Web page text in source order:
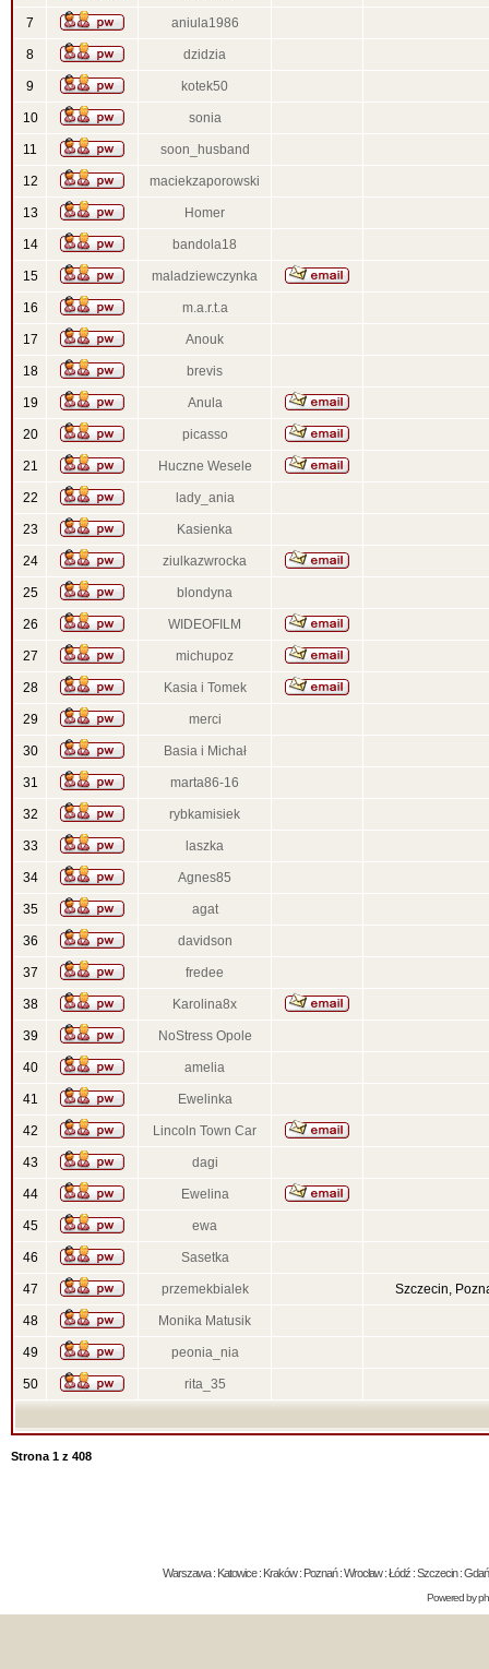
7 aniula1986
8 dzidzia
9 kotek50
10 sonia
11 soon_husband
12 maciekzaporowski
13 Homer
14 bandola18
15 maladziewczynka
16 m.a.r.t.a
17 Anouk
18 brevis
19 Anula
20 picasso
21 Huczne Wesele
22 lady_ania
23 Kasienka
24 ziulkazwrocka
25 blondyna
26 WIDEOFILM
27 michupoz
28 Kasia i Tomek
29 merci
30 Basia i Michał
31 marta86-16
32 rybkamisiek
33 laszka
34 Agnes85
35 agat
36 davidson
37 fredee
38 Karolina8x
39 NoStress Opole
40 amelia
41 Ewelinka
42 Lincoln Town Car
43 dagi
44 Ewelina
45 ewa
46 Sasetka
47 przemekbialek Szczecin,
48 Monika Matusik
49 peonia_nia
50 rita_35
Strona 1 z 408
Warszawa : Katowice : Kraków : Poznań : Wrocław : Łódź : Szczecin :
Powered by